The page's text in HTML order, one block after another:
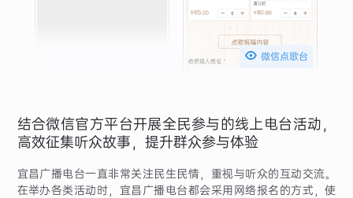
 微信点歌台
结合微信官方平台开展全民参与的线上电台活动，
高效征集听众故事，提升群众参与体验
宜昌广播电台一直非常关注民生民情，重视与听众的互动交流。
在举办各类活动时，宜昌广播电台都会采用网络报名的方式，使